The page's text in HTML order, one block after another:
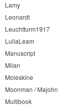
Lamy
Leonardt
Leuchtturm1917
LullaLeam
Manuscript
Milan
Moleskine
Moonman / Majohn
Multibook